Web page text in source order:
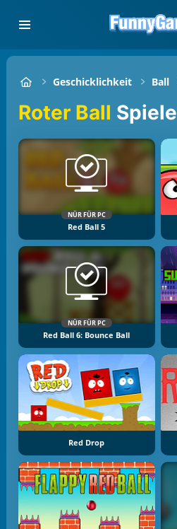
Geschicklichkeit Ball
Roter Ball Spiele
NÜR FÜR PC
Red Ball 5
NÜR FÜR PC
Red Ball 6: Bounce Ball
Red Drop